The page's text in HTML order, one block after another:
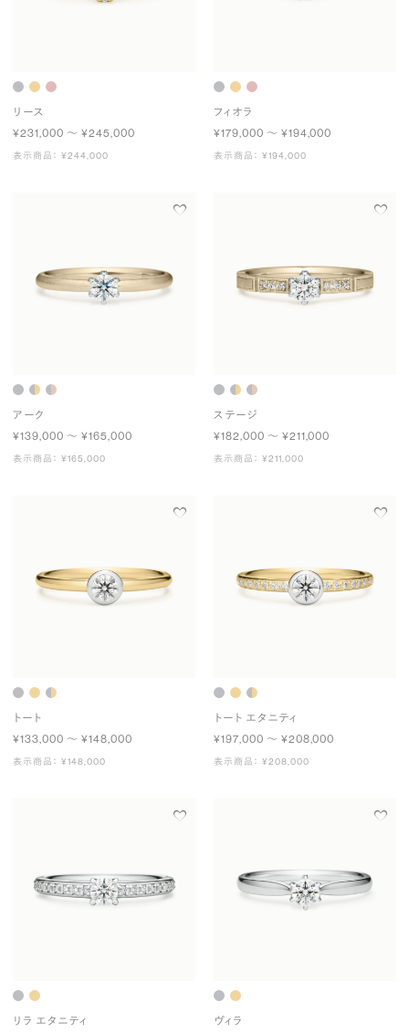
リース
¥231,000 〜 ¥245,000
表示商品： ¥244,000
フィオラ
¥179,000 〜 ¥194,000
表示商品： ¥194,000
アーク
¥139,000 〜 ¥165,000
表示商品： ¥165,000
ステージ
¥182,000 〜 ¥211,000
表示商品： ¥211,000
トート
¥133,000 〜 ¥148,000
表示商品： ¥148,000
トート エタニティ
¥197,000 〜 ¥208,000
表示商品： ¥208,000
リラ エタニティ ヴィラ